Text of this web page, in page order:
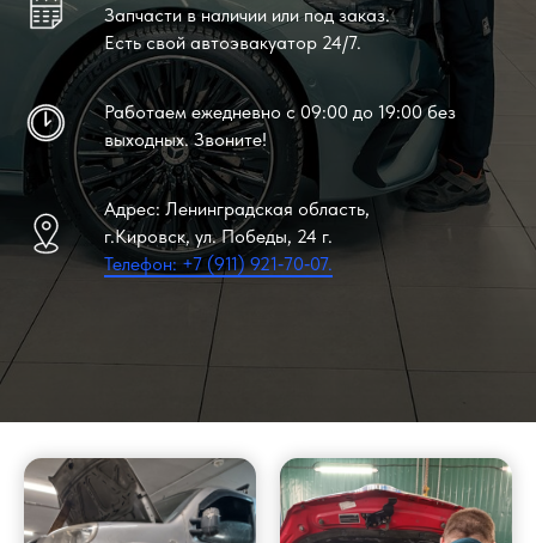
Запчасти в наличии или под заказ.
Есть свой автоэвакуатор 24/7.
Работаем ежедневно с 09:00 до 19:00 без
выходных. Звоните!
Адрес: Ленинградская область,
г.Кировск, ул. Победы, 24 г.
Телефон: +7 (911) 921‑70‑07.